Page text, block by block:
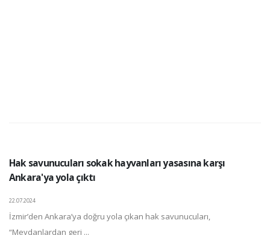
Hak savunucuları sokak hayvanları yasasına karşı
Ankara'ya yola çıktı
22.07.2024
İzmir’den Ankara’ya doğru yola çıkan hak savunucuları,
“Meydanlardan geri ...